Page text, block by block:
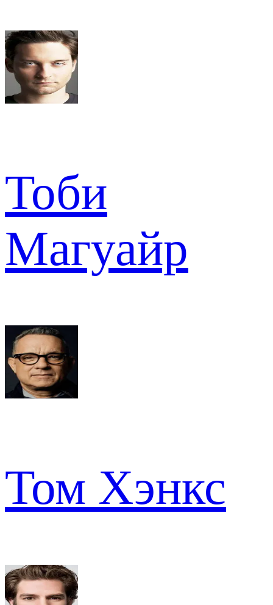
Тоби
Магуайр
Том Хэнкс